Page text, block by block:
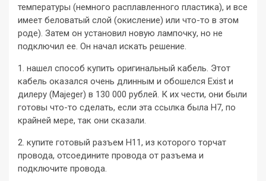
температуры (немного расплавленного пластика), и все
имеет беловатый слой (окисление) или что-то в этом
роде). Затем он установил новую лампочку, но не
подключил ее. Он начал искать решение.
1. нашел способ купить оригинальный кабель. Этот
кабель оказался очень длинным и обошелся Exist и
дилеру (Majeger) в 130 000 рублей. К их чести, они были
готовы что-то сделать, если эта ссылка была H7, по
крайней мере, так они сказали.
2. купите готовый разъем H11, из которого торчат
провода, отсоедините провода от разъема и
подключите провода.